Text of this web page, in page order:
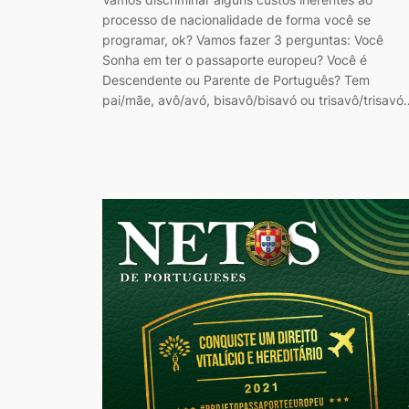
processo de nacionalidade de forma você se
programar, ok? Vamos fazer 3 perguntas: Você
Sonha em ter o passaporte europeu? Você é
Descendente ou Parente de Português? Tem
pai/mãe, avô/avó, bisavô/bisavó ou trisavô/